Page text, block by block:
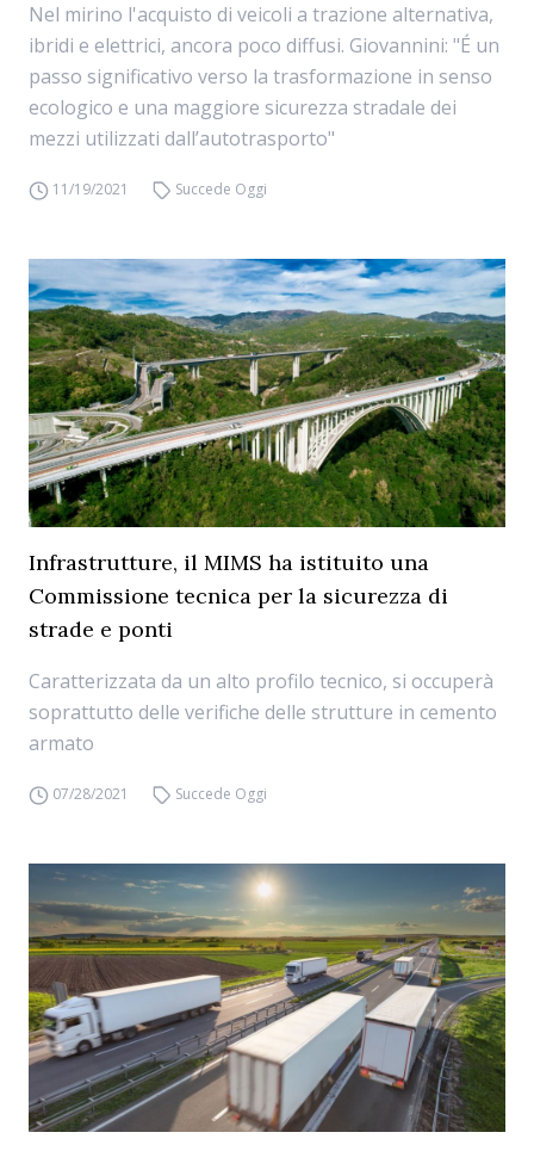
Nel mirino l'acquisto di veicoli a trazione alternativa,
ibridi e elettrici, ancora poco diffusi. Giovannini: "É un
passo significativo verso la trasformazione in senso
ecologico e una maggiore sicurezza stradale dei
mezzi utilizzati dall’autotrasporto"
11/19/2021 Succede Oggi
Infrastrutture, il MIMS ha istituito una
Commissione tecnica per la sicurezza di
strade e ponti
Caratterizzata da un alto profilo tecnico, si occuperà
soprattutto delle verifiche delle strutture in cemento
armato
07/28/2021 Succede Oggi